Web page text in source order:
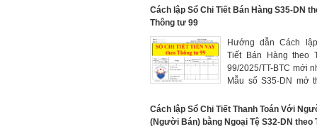
thành sản xuất từng
Cách lập Sổ Chi Tiết Bán Hàng S35-DN
Thông tư 99
Hướng dẫn Cách
Tiết Bán Hàng theo
99/2025/TT-BTC mới
Mẫu số S35-DN mở
sản đầu tư, dịch vụ đã
đã cung cấp được
Cách lập Sổ Chi Tiết Thanh Toán Với
(Người Bán) bằng Ngoại Tệ S32-DN theo